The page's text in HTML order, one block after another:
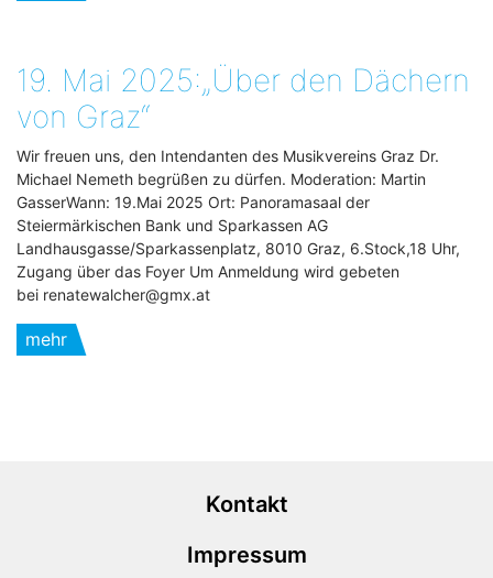
19. Mai 2025:„Über den Dächern
von Graz“
Wir freuen uns, den Intendanten des Musikvereins Graz Dr.
Michael Nemeth begrüßen zu dürfen. Moderation: Martin
GasserWann: 19.Mai 2025 Ort: Panoramasaal der
Steiermärkischen Bank und Sparkassen AG
Landhausgasse/Sparkassenplatz, 8010 Graz, 6.Stock,18 Uhr,
Zugang über das Foyer Um Anmeldung wird gebeten
bei renatewalcher@gmx.at
mehr
Kontakt
Impressum